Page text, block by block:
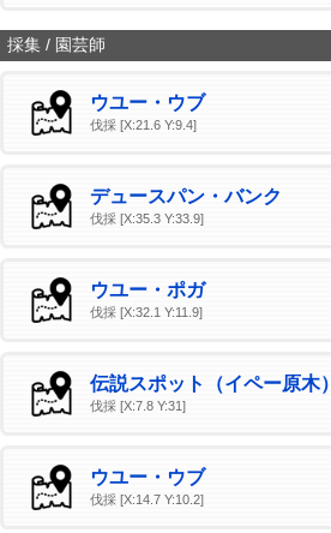
採集 / 園芸師
ウユー・ウブ
伐採 [X:21.6 Y:9.4]
デュースパン・バンク
伐採 [X:35.3 Y:33.9]
ウユー・ポガ
伐採 [X:32.1 Y:11.9]
伝説スポット（イペー原木）
伐採 [X:7.8 Y:31]
ウユー・ウブ
伐採 [X:14.7 Y:10.2]